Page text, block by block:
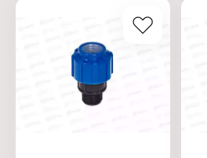
применения: от 0 до +40